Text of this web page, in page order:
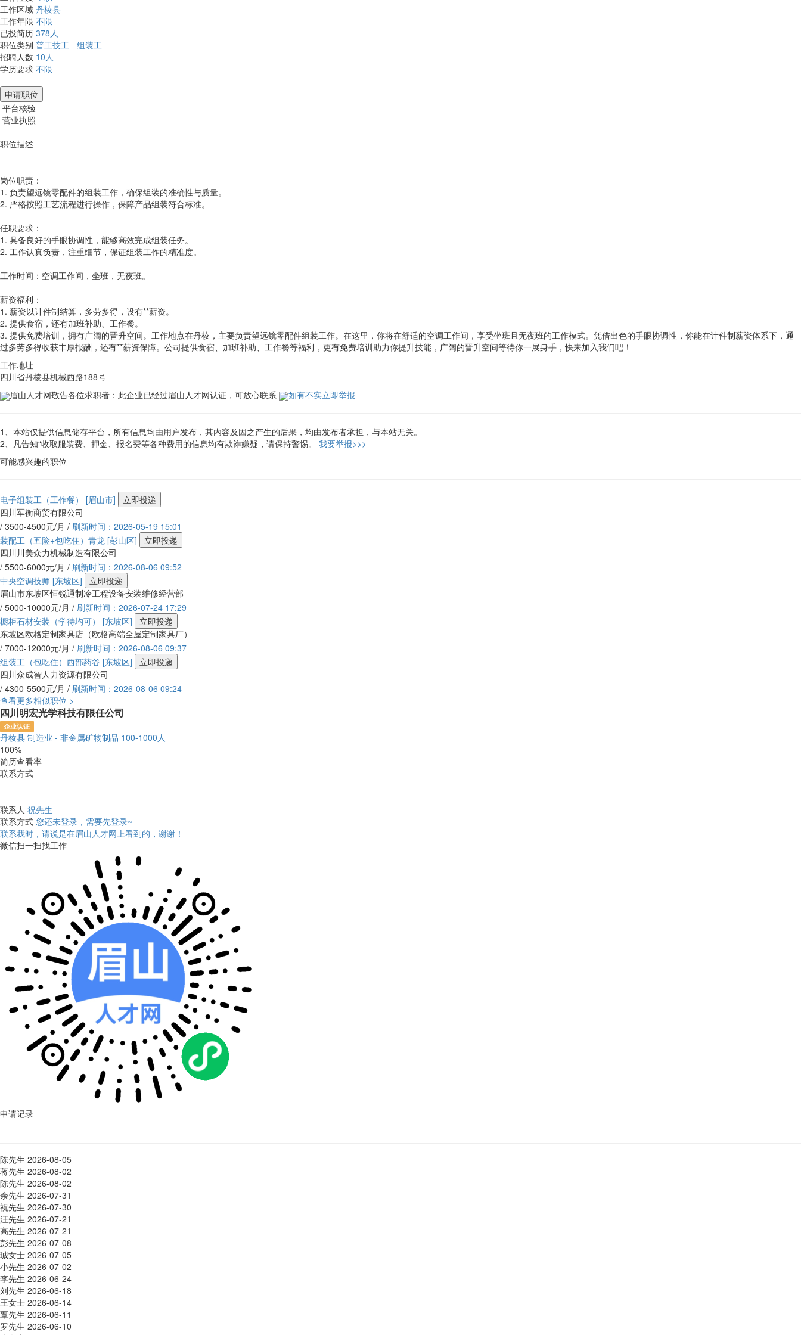
工作区域 丹棱县
工作年限 不限
已投简历 378人
职位类别 普工技工 - 组装工
招聘人数 10人
学历要求 不限
申请职位
平台核验
营业执照
职位描述
岗位职责：
1. 负责望远镜零配件的组装工作，确保组装的准确性与质量。
2. 严格按照工艺流程进行操作，保障产品组装符合标准。
任职要求：
1. 具备良好的手眼协调性，能够高效完成组装任务。
2. 工作认真负责，注重细节，保证组装工作的精准度。
工作时间：空调工作间，坐班，无夜班。
薪资福利：
1. 薪资以计件制结算，多劳多得，设有**薪资。
2. 提供食宿，还有加班补助、工作餐。
3. 提供免费培训，拥有广阔的晋升空间。工作地点在丹棱，主要负责望远镜零配件组装工作。在这里，你将在舒适的空调工作间，享受坐班且无夜班的工作模式。凭借出色的手眼协调性，你能在计件制薪资体系下，通
过多劳多得收获丰厚报酬，还有**薪资保障。公司提供食宿、加班补助、工作餐等福利，更有免费培训助力你提升技能，广阔的晋升空间等待你一展身手，快来加入我们吧！
工作地址
四川省丹棱县机械西路188号
眉山人才网敬告各位求职者：此企业已经过眉山人才网认证，可放心联系
如有不实立即举报
1、本站仅提供信息储存平台，所有信息均由用户发布，其内容及因之产生的后果，均由发布者承担，与本站无关。
2、凡告知“收取服装费、押金、报名费等各种费用的信息均有欺诈嫌疑，请保持警惕。 我要举报>>>
可能感兴趣的职位
电子组装工（工作餐） [眉山市]
立即投递
四川军衡商贸有限公司
/ 3500-4500元/月 / 刷新时间：2026-05-19 15:01
装配工（五险+包吃住）青龙 [彭山区]
立即投递
四川川美众力机械制造有限公司
/ 5500-6000元/月 / 刷新时间：2026-08-06 09:52
中央空调技师 [东坡区]
立即投递
眉山市东坡区恒锐通制冷工程设备安装维修经营部
/ 5000-10000元/月 / 刷新时间：2026-07-24 17:29
橱柜石材安装（学待均可） [东坡区]
立即投递
东坡区欧格定制家具店（欧格高端全屋定制家具厂）
/ 7000-12000元/月 / 刷新时间：2026-08-06 09:37
组装工（包吃住）西部药谷 [东坡区]
立即投递
四川众成智人力资源有限公司
/ 4300-5500元/月 / 刷新时间：2026-08-06 09:24
查看更多相似职位 >
四川明宏光学科技有限任公司
企业认证
丹棱县 制造业 - 非金属矿物制品 100-1000人
100%
简历查看率
联系方式
联系人 祝先生
联系方式 您还未登录，需要先登录~
联系我时，请说是在眉山人才网上看到的，谢谢！
微信扫一扫找工作
申请记录
陈先生 2026-08-05
蒋先生 2026-08-02
陈先生 2026-08-02
余先生 2026-07-31
祝先生 2026-07-30
汪先生 2026-07-21
高先生 2026-07-21
彭先生 2026-07-08
珹女士 2026-07-05
小先生 2026-07-02
李先生 2026-06-24
刘先生 2026-06-18
王女士 2026-06-14
覃先生 2026-06-11
罗先生 2026-06-10